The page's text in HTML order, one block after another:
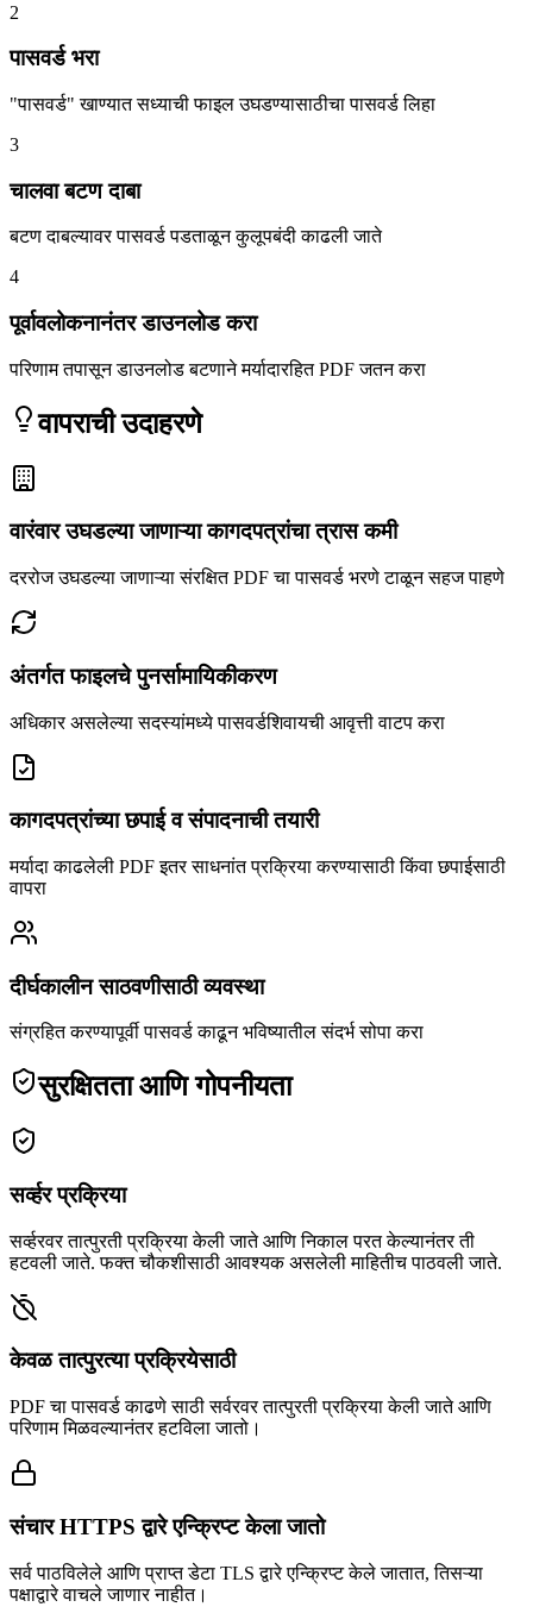
2
पासवर्ड भरा
"पासवर्ड" खाण्यात सध्याची फाइल उघडण्यासाठीचा पासवर्ड लिहा
3
चालवा बटण दाबा
बटण दाबल्यावर पासवर्ड पडताळून कुलूपबंदी काढली जाते
4
पूर्वावलोकनानंतर डाउनलोड करा
परिणाम तपासून डाउनलोड बटणाने मर्यादारहित PDF जतन करा
वापराची उदाहरणे
वारंवार उघडल्या जाणाऱ्या कागदपत्रांचा त्रास कमी
दररोज उघडल्या जाणाऱ्या संरक्षित PDF चा पासवर्ड भरणे टाळून सहज पाहणे
अंतर्गत फाइलचे पुनर्सामायिकीकरण
अधिकार असलेल्या सदस्यांमध्ये पासवर्डशिवायची आवृत्ती वाटप करा
कागदपत्रांच्या छपाई व संपादनाची तयारी
मर्यादा काढलेली PDF इतर साधनांत प्रक्रिया करण्यासाठी किंवा छपाईसाठी
वापरा
दीर्घकालीन साठवणीसाठी व्यवस्था
संग्रहित करण्यापूर्वी पासवर्ड काढून भविष्यातील संदर्भ सोपा करा
सुरक्षितता आणि गोपनीयता
सर्व्हर प्रक्रिया
सर्व्हरवर तात्पुरती प्रक्रिया केली जाते आणि निकाल परत केल्यानंतर ती
हटवली जाते. फक्त चौकशीसाठी आवश्यक असलेली माहितीच पाठवली जाते.
केवळ तात्पुरत्या प्रक्रियेसाठी
PDF चा पासवर्ड काढणे साठी सर्वरवर तात्पुरती प्रक्रिया केली जाते आणि
परिणाम मिळवल्यानंतर हटविला जातो।
संचार HTTPS द्वारे एन्क्रिप्ट केला जातो
सर्व पाठविलेले आणि प्राप्त डेटा TLS द्वारे एन्क्रिप्ट केले जातात, तिसऱ्या
पक्षाद्वारे वाचले जाणार नाहीत।